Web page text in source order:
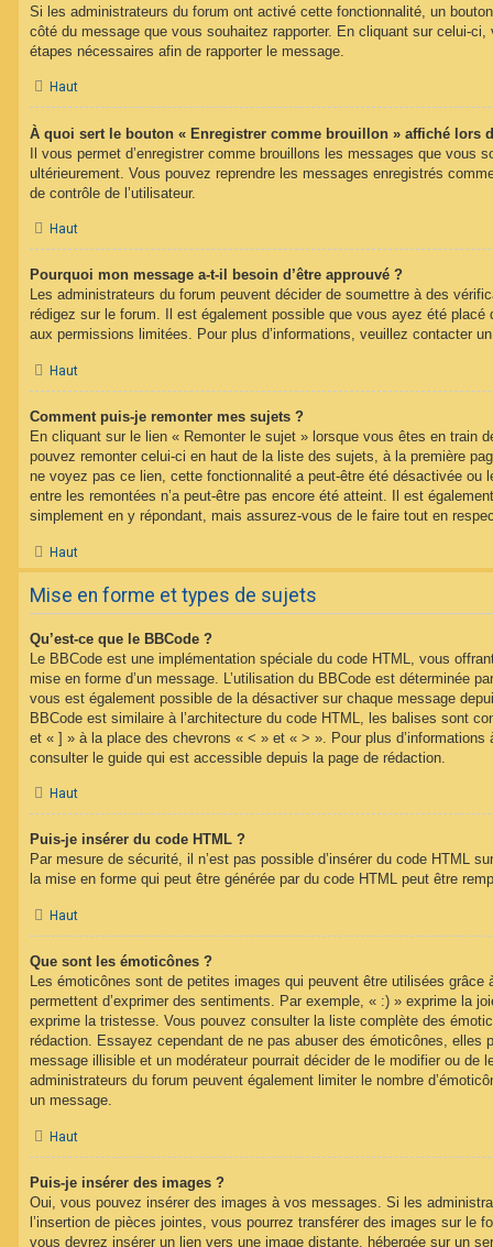
Si les administrateurs du forum ont activé cette fonctionnalité, un
côté du message que vous souhaitez rapporter. En cliquant sur celui-
étapes nécessaires afin de rapporter le message.
Haut
À quoi sert le bouton « Enregistrer comme brouillon » affiché lors
Il vous permet d’enregistrer comme brouillons les messages que vous
ultérieurement. Vous pouvez reprendre les messages enregistrés
de contrôle de l’utilisateur.
Haut
Pourquoi mon message a-t-il besoin d’être approuvé ?
Les administrateurs du forum peuvent décider de soumettre à des
rédigez sur le forum. Il est également possible que vous ayez été placé
aux permissions limitées. Pour plus d’informations, veuillez contacter
Haut
Comment puis-je remonter mes sujets ?
En cliquant sur le lien « Remonter le sujet » lorsque vous êtes en train
pouvez remonter celui-ci en haut de la liste des sujets, à la première
ne voyez pas ce lien, cette fonctionnalité a peut-être été désactivée ou
entre les remontées n’a peut-être pas encore été atteint. Il est
simplement en y répondant, mais assurez-vous de le faire tout en
Haut
Mise en forme et types de sujets
Qu’est-ce que le BBCode ?
Le BBCode est une implémentation spéciale du code HTML, vous
mise en forme d’un message. L’utilisation du BBCode est déterminée
vous est également possible de la désactiver sur chaque message
BBCode est similaire à l’architecture du code HTML, les balises sont
et « ] » à la place des chevrons « < » et « > ». Pour plus d’informations
consulter le guide qui est accessible depuis la page de rédaction.
Haut
Puis-je insérer du code HTML ?
Par mesure de sécurité, il n’est pas possible d’insérer du code HTML
la mise en forme qui peut être générée par du code HTML peut être
Haut
Que sont les émoticônes ?
Les émoticônes sont de petites images qui peuvent être utilisées grâce
permettent d’exprimer des sentiments. Par exemple, « :) » exprime la
exprime la tristesse. Vous pouvez consulter la liste complète des
rédaction. Essayez cependant de ne pas abuser des émoticônes, elles
message illisible et un modérateur pourrait décider de le modifier ou de
administrateurs du forum peuvent également limiter le nombre
un message.
Haut
Puis-je insérer des images ?
Oui, vous pouvez insérer des images à vos messages. Si les
l’insertion de pièces jointes, vous pourrez transférer des images sur le
vous devrez insérer un lien vers une image distante, hébergée sur un